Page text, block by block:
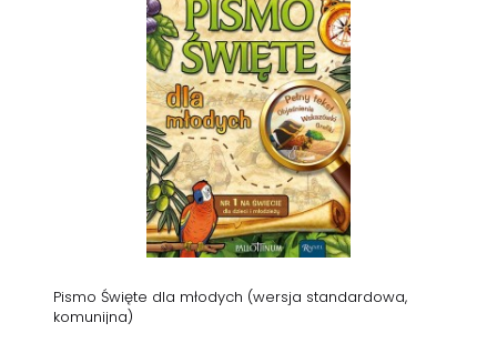
Pismo Święte dla młodych (wersja standardowa,
komunijna)